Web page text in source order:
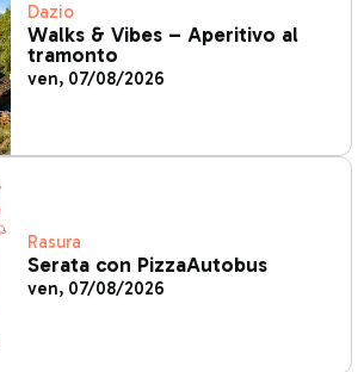
Dazio
Walks & Vibes – Aperitivo al
tramonto
ven, 07/08/2026
Rasura
Serata con PizzaAutobus
ven, 07/08/2026